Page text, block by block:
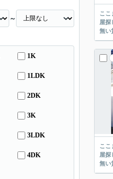
ここまでご覧頂
屋探
ここまでご覧頂
屋探
～
1K
1LDK
2DK
3K
3LDK
4DK